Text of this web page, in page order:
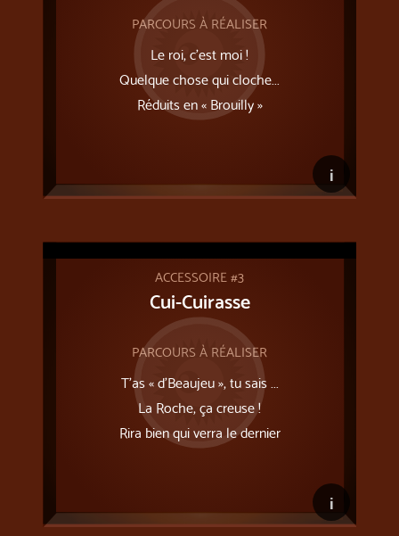
PARCOURS À RÉALISER
Le roi, c'est moi !
Quelque chose qui cloche...
Réduits en « Brouilly »
i
ACCESSOIRE #3
Cui-Cuirasse
PARCOURS À RÉALISER
T’as « d’Beaujeu », tu sais ...
La Roche, ça creuse !
Rira bien qui verra le dernier
i